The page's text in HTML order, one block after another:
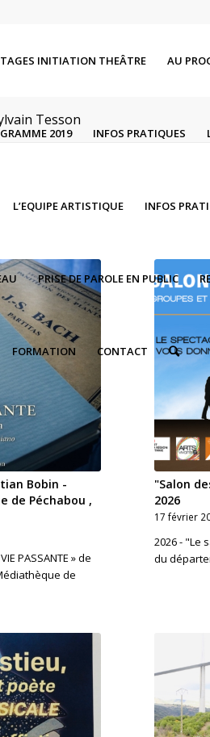
INITIATION THEÂTRE AU
2019 INFOS PRATIQUES
L’EQUIPE ARTISTIQUE INFOS
PRISE DE PAROLE EN PUBLIC
FORMATION CONTACT
Tesson
Bobin -
de Péchabou ,
PASSANTE » de
de
"Salon
2026
17 février
2026 - "Le
du